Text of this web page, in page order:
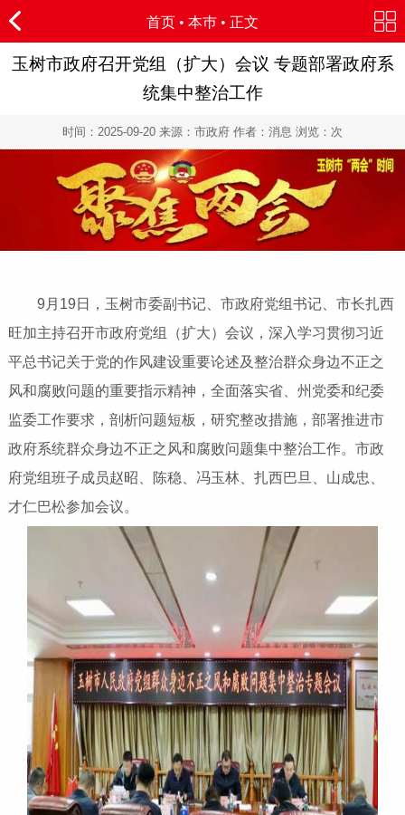
首页 • 本巿 • 正文
玉树市政府召开党组（扩大）会议 专题部署政府系
统集中整治工作
时间： 2025-09-20 来源：市政府 作者：消息 浏览： 次
9月19日，玉树市委副书记、市政府党组书记、市长扎西
旺加主持召开市政府党组（扩大）会议，深入学习贯彻习近
平总书记关于党的作风建设重要论述及整治群众身边不正之
风和腐败问题的重要指示精神，全面落实省、州党委和纪委
监委工作要求，剖析问题短板，研究整改措施，部署推进市
政府系统群众身边不正之风和腐败问题集中整治工作。市政
府党组班子成员赵昭、陈稳、冯玉林、扎西巴旦、山成忠、
才仁巴松参加会议。